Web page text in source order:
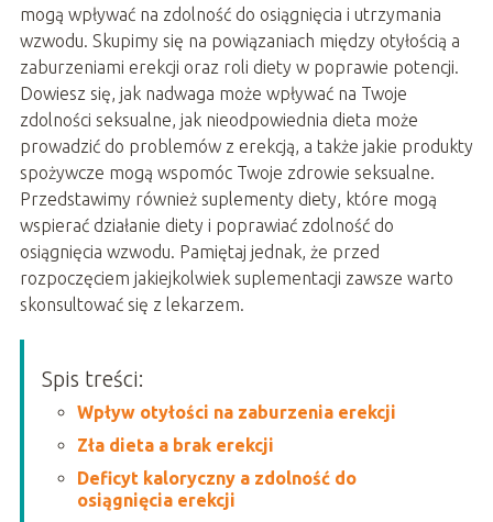
mogą wpływać na zdolność do osiągnięcia i utrzymania
wzwodu. Skupimy się na powiązaniach między otyłością a
zaburzeniami erekcji oraz roli diety w poprawie potencji.
Dowiesz się, jak nadwaga może wpływać na Twoje
zdolności seksualne, jak nieodpowiednia dieta może
prowadzić do problemów z erekcją, a także jakie produkty
spożywcze mogą wspomóc Twoje zdrowie seksualne.
Przedstawimy również suplementy diety, które mogą
wspierać działanie diety i poprawiać zdolność do
osiągnięcia wzwodu. Pamiętaj jednak, że przed
rozpoczęciem jakiejkolwiek suplementacji zawsze warto
skonsultować się z lekarzem.
Spis treści:
Wpływ otyłości na zaburzenia erekcji
Zła dieta a brak erekcji
Deficyt kaloryczny a zdolność do
osiągnięcia erekcji